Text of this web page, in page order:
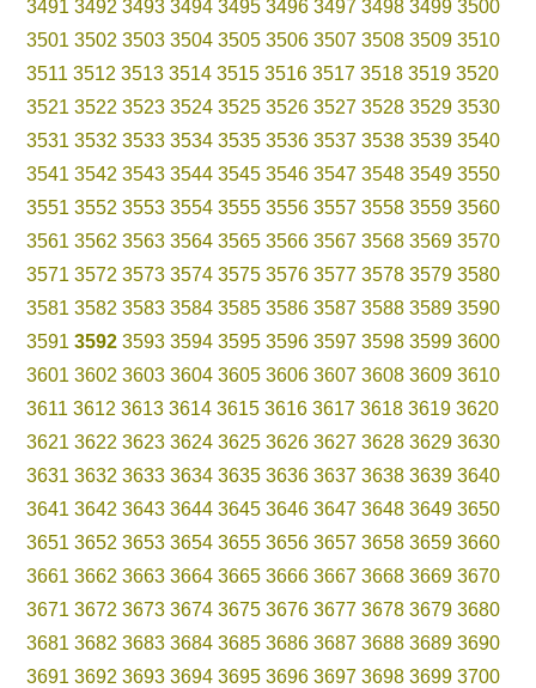
3491 3492 3493 3494 3495 3496 3497 3498 3499 3500
3501 3502 3503 3504 3505 3506 3507 3508 3509 3510
3511 3512 3513 3514 3515 3516 3517 3518 3519 3520
3521 3522 3523 3524 3525 3526 3527 3528 3529 3530
3531 3532 3533 3534 3535 3536 3537 3538 3539 3540
3541 3542 3543 3544 3545 3546 3547 3548 3549 3550
3551 3552 3553 3554 3555 3556 3557 3558 3559 3560
3561 3562 3563 3564 3565 3566 3567 3568 3569 3570
3571 3572 3573 3574 3575 3576 3577 3578 3579 3580
3581 3582 3583 3584 3585 3586 3587 3588 3589 3590
3591 3592 3593 3594 3595 3596 3597 3598 3599 3600
3601 3602 3603 3604 3605 3606 3607 3608 3609 3610
3611 3612 3613 3614 3615 3616 3617 3618 3619 3620
3621 3622 3623 3624 3625 3626 3627 3628 3629 3630
3631 3632 3633 3634 3635 3636 3637 3638 3639 3640
3641 3642 3643 3644 3645 3646 3647 3648 3649 3650
3651 3652 3653 3654 3655 3656 3657 3658 3659 3660
3661 3662 3663 3664 3665 3666 3667 3668 3669 3670
3671 3672 3673 3674 3675 3676 3677 3678 3679 3680
3681 3682 3683 3684 3685 3686 3687 3688 3689 3690
3691 3692 3693 3694 3695 3696 3697 3698 3699 3700